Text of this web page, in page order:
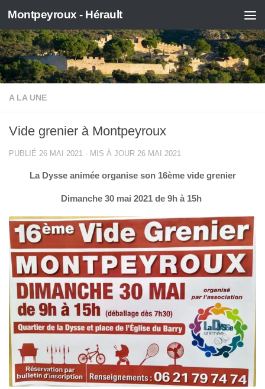
Skip to content
Montpeyroux - Hérault
A LA UNE
Vide grenier à Montpeyroux
PUBLIÉ 26 MAI 2021 · MIS À JOUR 26 MAI 2021
La Dysse animée organise son 16ème vide grenier
Dimanche 30 mai 2021 de 9h à 15h